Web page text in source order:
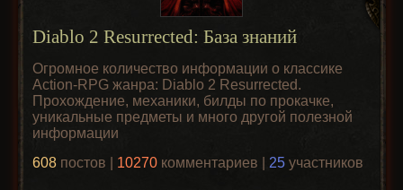
Diablo 2 Resurrected: База знаний
Огромное количество информации о классике
Action-RPG жанра: Diablo 2 Resurrected.
Прохождение, механики, билды по прокачке,
уникальные предметы и много другой полезной
информации
608 постов | 10270 комментариев | 25 участников